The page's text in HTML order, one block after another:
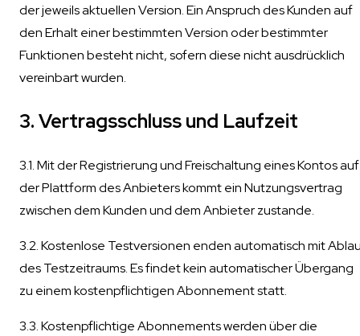
der jeweils aktuellen Version. Ein Anspruch des Kunden auf
den Erhalt einer bestimmten Version oder bestimmter
Funktionen besteht nicht, sofern diese nicht ausdrücklich
vereinbart wurden.
3. Vertragsschluss und Laufzeit
3.1. Mit der Registrierung und Freischaltung eines Kontos auf
der Plattform des Anbieters kommt ein Nutzungsvertrag
zwischen dem Kunden und dem Anbieter zustande.
3.2. Kostenlose Testversionen enden automatisch mit
des Testzeitraums. Es findet kein automatischer Übergang
zu einem kostenpflichtigen Abonnement statt.
3.3. Kostenpflichtige Abonnements werden über die